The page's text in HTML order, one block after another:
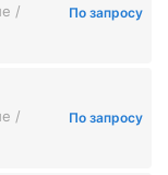
/
По запросу
/
По запросу